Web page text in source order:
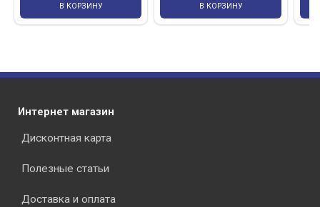
В КОРЗИНУ В КОРЗИНУ
Интернет магазин
Дисконтная карта
Полезные статьи
Доставка и оплата